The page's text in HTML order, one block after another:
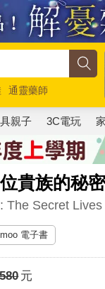
通靈藥師
親子 3C電玩
貴族的秘
The Secret
電子書
580元